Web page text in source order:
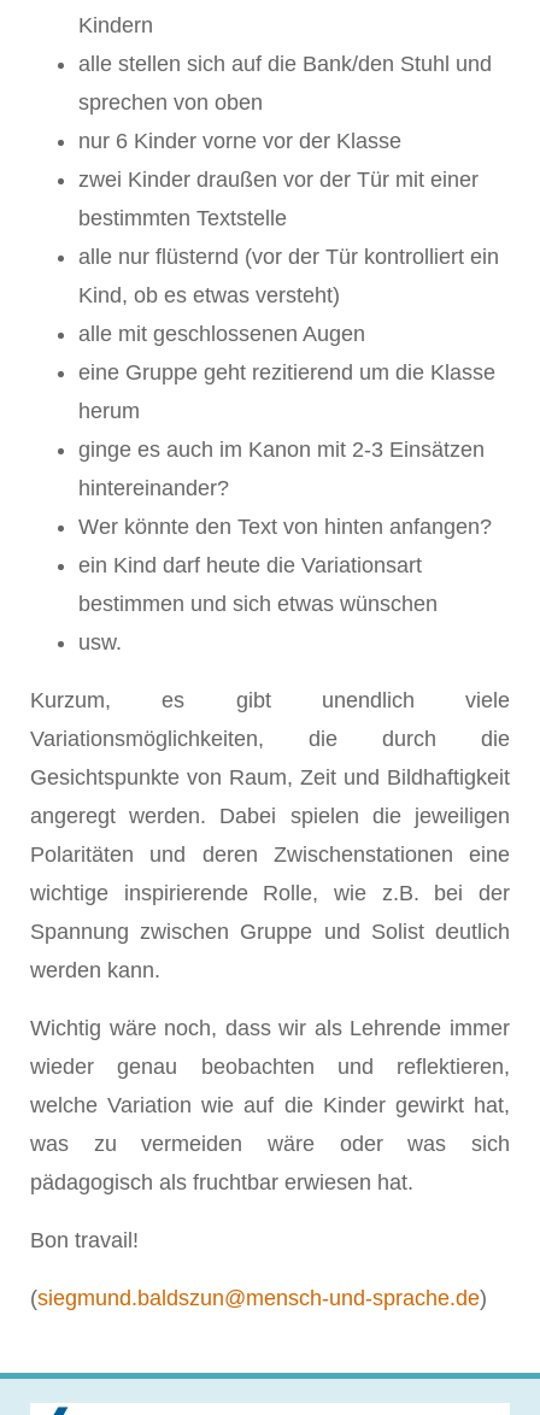
Kindern
alle stellen sich auf die Bank/den Stuhl und
sprechen von oben
nur 6 Kinder vorne vor der Klasse
zwei Kinder draußen vor der Tür mit einer
bestimmten Textstelle
alle nur flüsternd (vor der Tür kontrolliert ein
Kind, ob es etwas versteht)
alle mit geschlossenen Augen
eine Gruppe geht rezitierend um die Klasse
herum
ginge es auch im Kanon mit 2-3 Einsätzen
hintereinander?
Wer könnte den Text von hinten anfangen?
ein Kind darf heute die Variationsart
bestimmen und sich etwas wünschen
usw.
Kurzum, es gibt unendlich viele
Variationsmöglichkeiten, die durch die
Gesichtspunkte von Raum, Zeit und Bildhaftigkeit
angeregt werden. Dabei spielen die jeweiligen
Polaritäten und deren Zwischenstationen eine
wichtige inspirierende Rolle, wie z.B. bei der
Spannung zwischen Gruppe und Solist deutlich
werden kann.
Wichtig wäre noch, dass wir als Lehrende immer
wieder genau beobachten und reflektieren,
welche Variation wie auf die Kinder gewirkt hat,
was zu vermeiden wäre oder was sich
pädagogisch als fruchtbar erwiesen hat.
Bon travail!
(siegmund.baldszun@mensch-und-sprache.de)